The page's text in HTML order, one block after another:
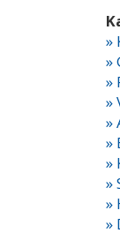
»
»
»
»
»
»
»
»
»
»